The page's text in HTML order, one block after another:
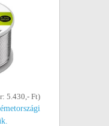
5.430,- Ft)